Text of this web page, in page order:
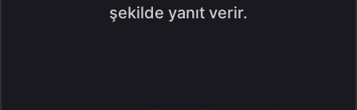
şekilde yanıt verir.